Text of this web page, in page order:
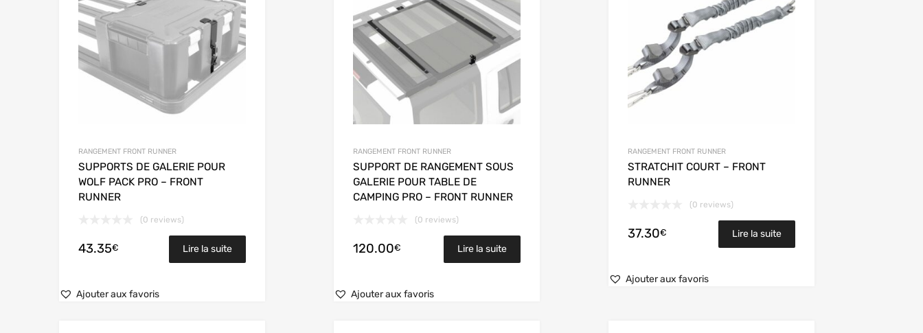
RANGEMENT FRONT RUNNER
SUPPORTS DE GALERIE POUR
WOLF PACK PRO – FRONT
RUNNER
(0 reviews)
43.35€ Lire la suite
Ajouter aux favoris
RANGEMENT FRONT RUNNER
SUPPORT DE RANGEMENT SOUS
GALERIE POUR TABLE DE
CAMPING PRO – FRONT RUNNER
(0 reviews)
120.00€ Lire la suite
Ajouter aux favoris
RANGEMENT FRONT RUNNER
STRATCHIT COURT – FRONT
RUNNER
(0 reviews)
37.30€ Lire la suite
Ajouter aux favoris